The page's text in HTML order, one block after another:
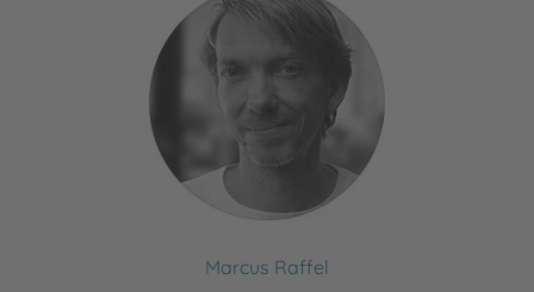
Marcus Raffel